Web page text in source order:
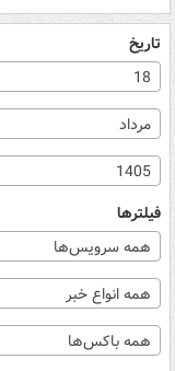
تاریخ
18
مرداد
1405
فیلترها
همه سرویس‌ها
همه انواع خبر
همه باکس‌ها